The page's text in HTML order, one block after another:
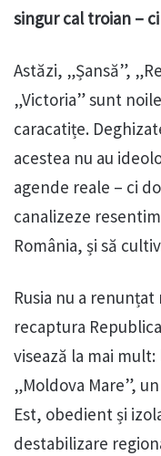
singur cal troian –
Astăzi, „Șansă”,
„Victoria” sunt
caracatițe.
acestea nu au
agende reale – ci
canalizeze
România, și să
Rusia nu a
recaptura
visează la mai
„Moldova Mare”,
Est, obedient și
destabilizare